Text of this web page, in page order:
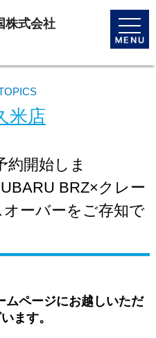
toggle
株式会社
米店
約開始しま
BRZ×クレー
ーバーをご存知で
ムページにお越しいただ
ます。